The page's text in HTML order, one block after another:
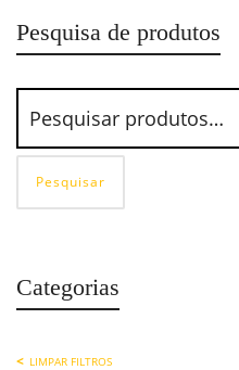
Pesquisa de produtos
Pesquisar
Categorias
LIMPAR FILTROS